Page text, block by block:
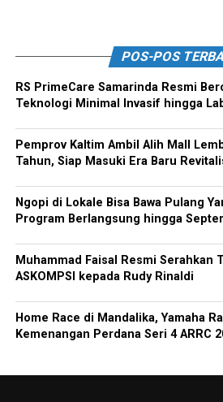
POS-POS
RS PrimeCare Samarinda Resmi
Teknologi Minimal Invasif hingga
Pemprov Kaltim Ambil Alih Mall
Tahun, Siap Masuki Era Baru
Ngopi di Lokale Bisa Bawa Pulang
Program Berlangsung hingga
Muhammad Faisal Resmi Serahkan
ASKOMPSI kepada Rudy Rinaldi
Home Race di Mandalika, Yamaha
Kemenangan Perdana Seri 4 ARRC